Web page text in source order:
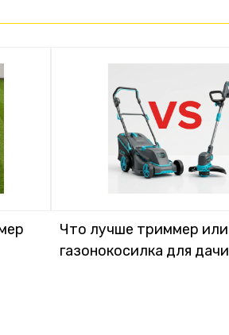
Что лучше триммер или
газонокосилка для дачи